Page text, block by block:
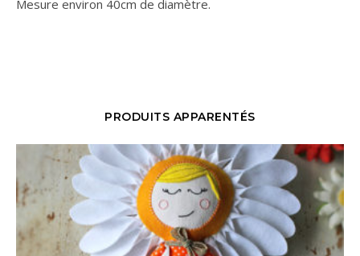
Mesure environ 40cm de diamètre.
PRODUITS APPARENTÉS